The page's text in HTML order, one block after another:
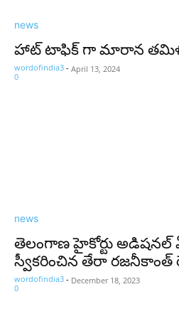
news
హాట్ టాఫిక్ గా మారాన
wordofindia3 - April 13, 2024
0
news
తెలంగాణ హైకోర్టు
స్వీకరించిన తేరా రజనీకాంత్
wordofindia3 - December 18, 2023
0